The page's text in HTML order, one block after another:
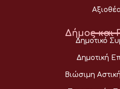
Δήμος και
Δημοτικό
Δημοτική
Βιώσιμη